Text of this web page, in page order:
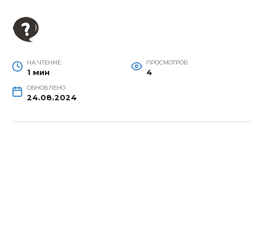
НА ЧТЕНИЕ
1 мин
ПРОСМОТРОВ
4
ОБНОВЛЕНО
24.08.2024